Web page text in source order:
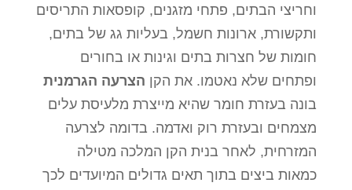
וחריצי הבתים, פתחי מזגנים, קופסאות התריסים
ותקשורת, ארונות חשמל, בעליות גג של בתים,
חומות של חצרות בתים וגינות או בחורים
ופתחים שלא נאטמו. את הקן הצרעה הגרמנית
בונה בעזרת חומר שהיא מייצרת מלעיסת עלים
מצמחים ובעזרת רוק ואדמה. בדומה לצרעה
המזרחית, לאחר בנית הקן המלכה מטילה
כמאות ביצים בתוך תאים גדולים המיועדים לכך